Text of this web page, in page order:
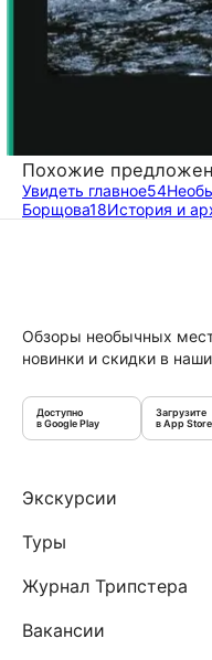
Похожие
Увидеть главное54
Борщова18История и
Обзоры необычных
новинки и скидки в
Доступно
в Google Play
Загрузите
в App Store
Экскурсии
Туры
Журнал Трипстера
Вакансии